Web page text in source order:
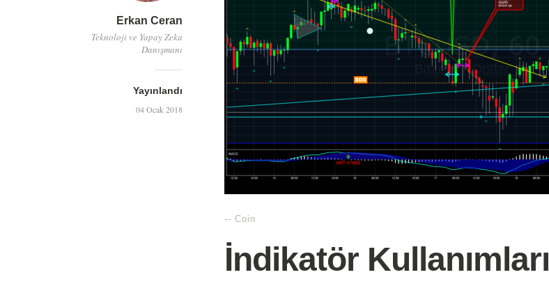
Erkan Ceran
Teknoloji ve Yapay Zeka
Danışmanı
Yayınlandı
04 Ocak 2018
-- Coin
İndikatör Kullanımları